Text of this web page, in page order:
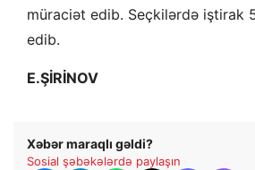
müraciət edib. Seçkilərdə iştirak
edib.
E.ŞİRİNOV
Xəbər maraqlı gəldi?
Sosial şəbəkələrdə paylaşın